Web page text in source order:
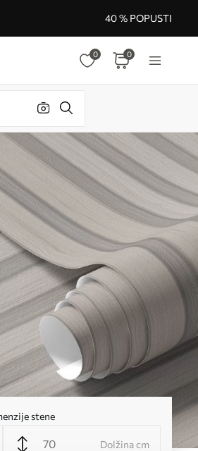
40 % POPUSTI
0 0
stene
Dolžina cm